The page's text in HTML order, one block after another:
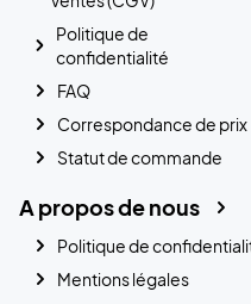
Politique de
confidentialité
FAQ
Correspondance de prix
Statut de commande
A propos de nous
Politique de
Mentions légales